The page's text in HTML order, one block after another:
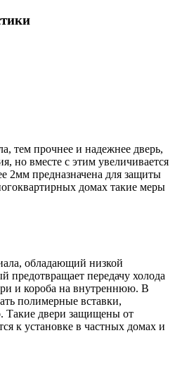
тем прочнее и надежнее дверь,
но вместе с этим увеличивается
2мм предназначена для защиты
домах такие меры
обладающий низкой
предотвращает передачу холода
и короба на внутреннюю. В
полимерные вставки,
Такие двери защищены от
к установке в частных домах и